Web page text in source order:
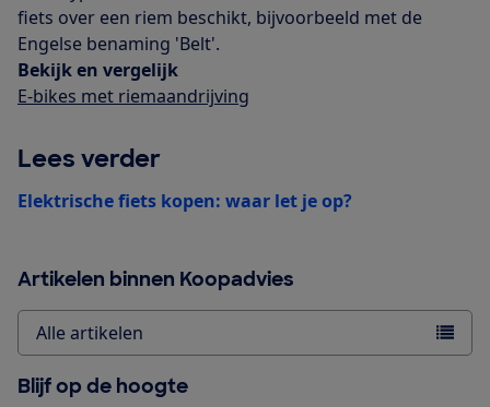
fiets over een riem beschikt, bijvoorbeeld met de
Engelse benaming 'Belt'.
Bekijk en vergelijk
E-bikes met riemaandrijving
Lees verder
Elektrische fiets kopen: waar let je op?
Artikelen binnen Koopadvies
Alle artikelen
Blijf op de hoogte